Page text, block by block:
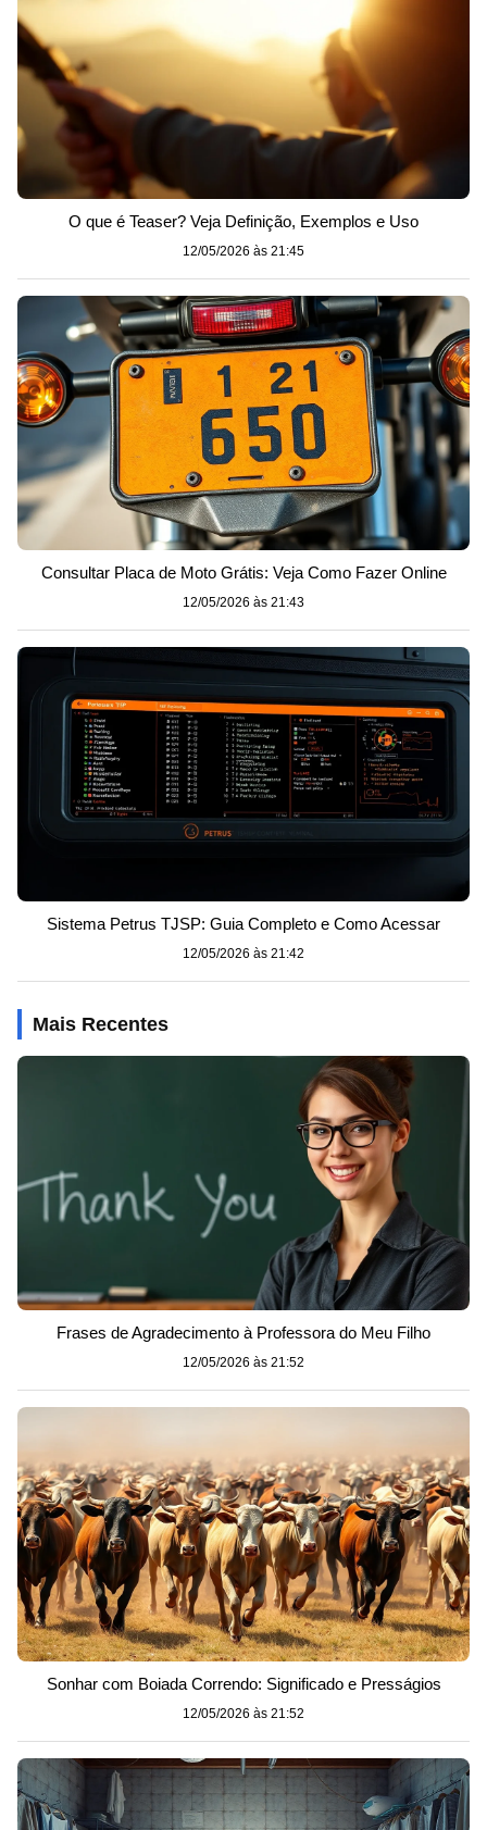
O que é Teaser? Veja Definição, Exemplos e Uso
12/05/2026 às 21:45
Consultar Placa de Moto Grátis: Veja Como Fazer Online
12/05/2026 às 21:43
Sistema Petrus TJSP: Guia Completo e Como Acessar
12/05/2026 às 21:42
Mais Recentes
Frases de Agradecimento à Professora do Meu Filho
12/05/2026 às 21:52
Sonhar com Boiada Correndo: Significado e Presságios
12/05/2026 às 21:52